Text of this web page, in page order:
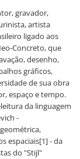
gravador,
artista
ligado aos
Concreto, que
desenho,
gráficos,
de sua obra
espaço e tempo.
da linguagem
-
espaciais[1] - da
do "Stijl"